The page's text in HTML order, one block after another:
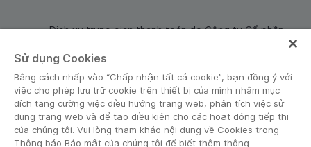
Dịch vụ trung gian thanh toán do Công ty Cổ phần
Sử dụng Cookies
Bằng cách nhấp vào “Chấp nhận tất cả cookie”, bạn đồng ý với
việc cho phép lưu trữ cookie trên thiết bị của mình nhằm mục
đích tăng cường việc điều hướng trang web, phân tích việc sử
dụng trang web và để tạo điều kiện cho các hoạt động tiếp thị
của chúng tôi. Vui lòng tham khảo nội dung về Cookies trong
Thông báo Bảo mật của chúng tôi để biết thêm thông